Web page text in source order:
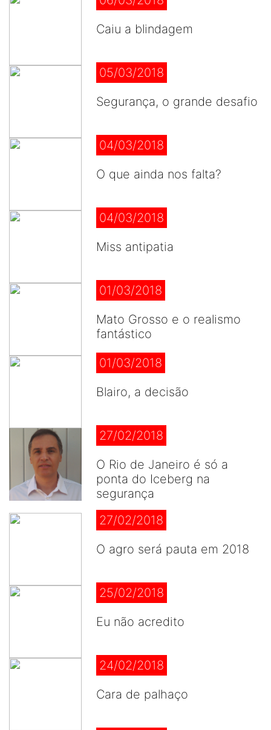
Caiu a blindagem
05/03/2018
Segurança, o grande desafio
04/03/2018
O que ainda nos falta?
04/03/2018
Miss antipatia
01/03/2018
Mato Grosso e o realismo
fantástico
01/03/2018
Blairo, a decisão
27/02/2018
O Rio de Janeiro é só a
ponta do Iceberg na
segurança
27/02/2018
O agro será pauta em 2018
25/02/2018
Eu não acredito
24/02/2018
Cara de palhaço